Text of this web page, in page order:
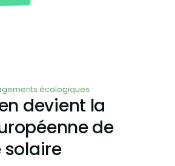
écologiques
devient la
de
solaire